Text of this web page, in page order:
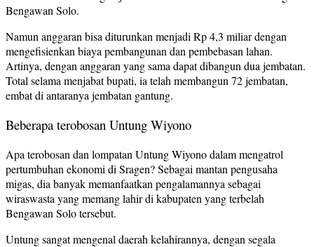
Bengawan Solo.
Namun anggaran bisa diturunkan menjadi Rp 4,3 miliar dengan
mengefisienkan biaya pembangunan dan pembebasan lahan.
Artinya, dengan anggaran yang sama dapat dibangun dua jembatan.
Total selama menjabat bupati, ia telah membangun 72 jembatan,
embat di antaranya jembatan gantung.
Beberapa terobosan Untung Wiyono
Apa terobosan dan lompatan Untung Wiyono dalam mengatrol
pertumbuhan ekonomi di Sragen? Sebagai mantan pengusaha
migas, dia banyak memanfaatkan pengalamannya sebagai
wiraswasta yang memang lahir di kabupaten yang terbelah
Bengawan Solo tersebut.
Untung sangat mengenal daerah kelahirannya, dengan segala